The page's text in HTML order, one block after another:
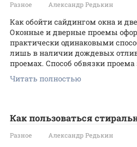
Разное Александр Редькин
Как обойти сайдингом окна и
Оконные и дверные проемы
практически одинаковыми
лишь в наличии дождевых
проемах. Способ обвязки проема
Читать полностью
Как пользоваться
Разное Александр Редькин